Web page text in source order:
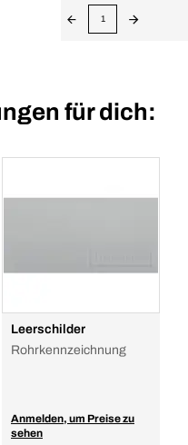
1
für dich:
Leerschilder
Rohrkennzeichnung
Anmelden, um Preise zu
sehen